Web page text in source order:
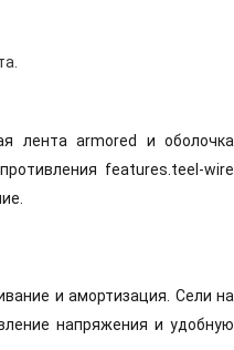
лента armored и оболочка
features.teel-wire
и амортизация. Сели на
напряжения и удобную